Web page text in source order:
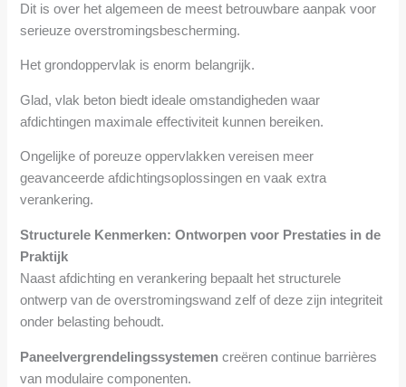
Dit is over het algemeen de meest betrouwbare aanpak voor
serieuze overstromingsbescherming.
Het grondoppervlak is enorm belangrijk.
Glad, vlak beton biedt ideale omstandigheden waar
afdichtingen maximale effectiviteit kunnen bereiken.
Ongelijke of poreuze oppervlakken vereisen meer
geavanceerde afdichtingsoplossingen en vaak extra
verankering.
Structurele Kenmerken: Ontworpen voor Prestaties in de
Praktijk
Naast afdichting en verankering bepaalt het structurele
ontwerp van de overstromingswand zelf of deze zijn integriteit
onder belasting behoudt.
Paneelvergrendelingssystemen creëren continue barrières
van modulaire componenten.